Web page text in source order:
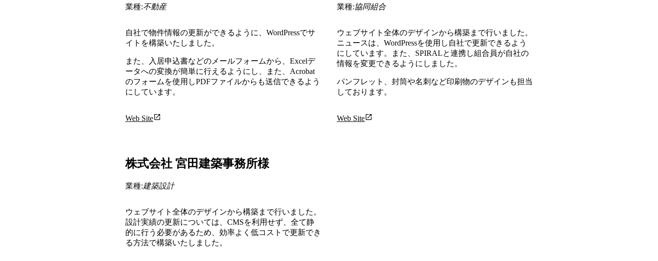
業種:不動産
自社で物件情報の更新ができるように、WordPressでサ
イトを構築いたしました。
また、入居申込書などのメールフォームから、Excelデ
ータへの変換が簡単に行えるようにし、また、Acrobat
のフォームを使用しPDFファイルからも送信できるよう
にしています。
Web Site
業種:協同組合
ウェブサイト全体のデザインから構築まで行いました。
ニュースは、WordPressを使用し自社で更新できるよう
にしています。また、SPIRALと連携し組合員が自社の
情報を変更できるようにしました。
パンフレット、封筒や名刺など印刷物のデザインも担当
しております。
Web Site
株式会社 宮田建築事務所様
業種:建築設計
ウェブサイト全体のデザインから構築まで行いました。
設計実績の更新については、CMSを利用せず、全て静
的に行う必要があるため、効率よく低コストで更新でき
る方法で構築いたしました。